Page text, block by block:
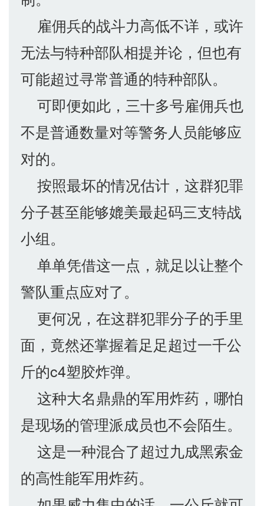
雇佣兵的战斗力高低不详，或许
无法与特种部队相提并论，但也有
可能超过寻常普通的特种部队。
可即便如此，三十多号雇佣兵也
不是普通数量对等警务人员能够应
对的。
按照最坏的情况估计，这群犯罪
分子甚至能够媲美最起码三支特战
小组。
单单凭借这一点，就足以让整个
警队重点应对了。
更何况，在这群犯罪分子的手里
面，竟然还掌握着足足超过一千公
斤的c4塑胶炸弹。
这种大名鼎鼎的军用炸药，哪怕
是现场的管理派成员也不会陌生。
这是一种混合了超过九成黑索金
的高性能军用炸药。